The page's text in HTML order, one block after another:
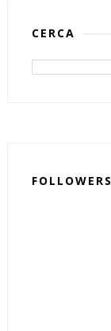
CERCA
FOLLOWERS